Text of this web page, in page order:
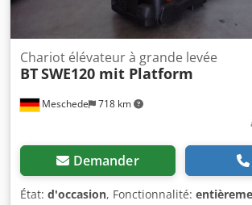
Meschede 718 km
Chariot élévateur à grande levée
BTSWE120 mit Platform
Demander
État: d'occasion, Fonctionnalité: